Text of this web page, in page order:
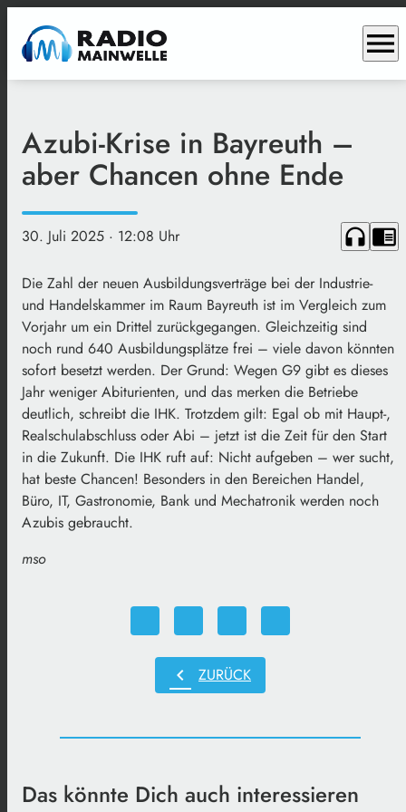
menu
Azubi-Krise in Bayreuth –
aber Chancen ohne Ende
30. Juli 2025 · 12:08 Uhr headphones chrome_reader_mode
Die Zahl der neuen Ausbildungsverträge bei der Industrie-
und Handelskammer im Raum Bayreuth ist im Vergleich zum
Vorjahr um ein Drittel zurückgegangen. Gleichzeitig sind
noch rund 640 Ausbildungsplätze frei – viele davon könnten
sofort besetzt werden. Der Grund: Wegen G9 gibt es dieses
Jahr weniger Abiturienten, und das merken die Betriebe
deutlich, schreibt die IHK. Trotzdem gilt: Egal ob mit Haupt-,
Realschulabschluss oder Abi – jetzt ist die Zeit für den Start
in die Zukunft. Die IHK ruft auf: Nicht aufgeben – wer sucht,
hat beste Chancen! Besonders in den Bereichen Handel,
Büro, IT, Gastronomie, Bank und Mechatronik werden noch
Azubis gebraucht.
mso
chevron_left ZURÜCK
Das könnte Dich auch interessieren